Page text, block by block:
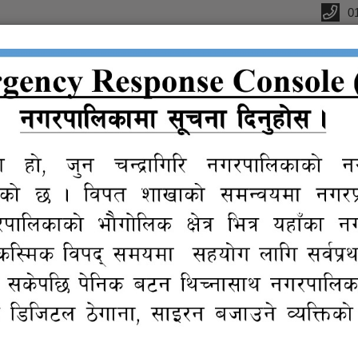
जानकारी शुसासन सेवा
|